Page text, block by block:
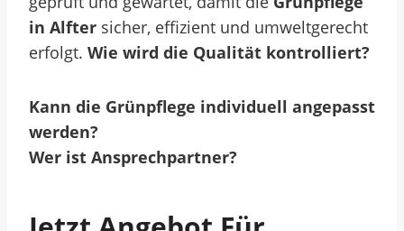
in Alfter sicher, effizient und umweltgerecht
erfolgt. Wie wird die Qualität kontrolliert?
Kann die Grünpflege individuell angepasst
werden?
Wer ist Ansprechpartner?